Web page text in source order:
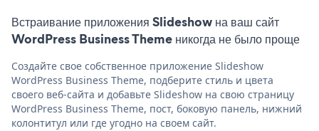
Встраивание приложения Slideshow на ваш сайт
WordPress Business Theme никогда не было проще
Создайте свое собственное приложение Slideshow
WordPress Business Theme, подберите стиль и цвета
своего веб-сайта и добавьте Slideshow на свою страницу
WordPress Business Theme, пост, боковую панель, нижний
колонтитул или где угодно на своем сайт.